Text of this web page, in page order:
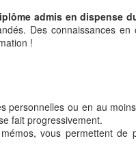
admis en dispense
Des connaissances
!
personnelles ou en au
fait progressivement.
vous permettent de